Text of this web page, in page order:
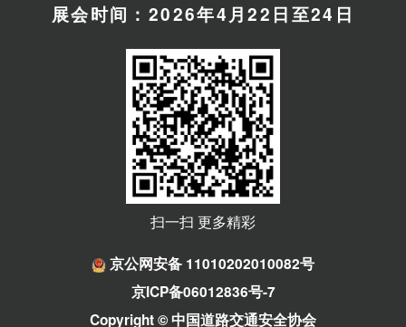
展会时间：2026年4月22日至24日
扫一扫 更多精彩
京公网安备 11010202010082号
京ICP备06012836号-7
Copyright © 中国道路交通安全协会